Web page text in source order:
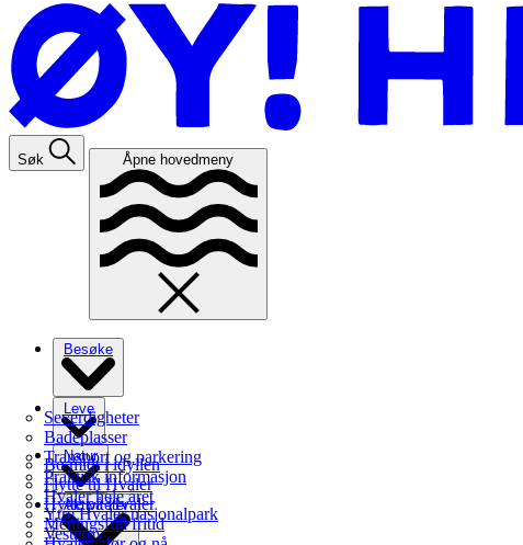
Søk Åpne hovedmeny
Besøke
Severdigheter
Badeplasser
Transport og parkering
Praktisk informasjon
Hvaler hele året
Leve
Bo midt i idyllen
Flytte til Hvaler
Hytte på Hvaler
Meningsfull fritid
Natur
Ytre Hvaler nasjonalpark
Vesterøy
Aktiviteter